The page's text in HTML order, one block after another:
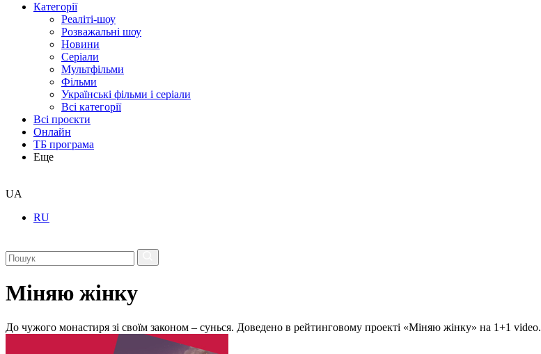
Категорії
Реаліті-шоу
Розважальні шоу
Новини
Серіали
Мультфільми
Фільми
Українські фільми і серіали
Всі категорії
Всі проєкти
Онлайн
ТБ програма
Еще
UA
RU
Міняю жінку
До чужого монастиря зі своїм законом – сунься. Доведено в рейтинговому проекті «Міняю жінку» на 1+1 video.